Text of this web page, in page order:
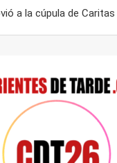
a la cúpula de